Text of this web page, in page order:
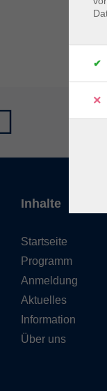
Inhalte
Startseite
Programm
Anmeldung
Aktuelles
Information
Über uns